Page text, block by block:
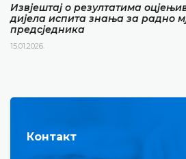
Извјештај о резултатима
дијела испита знања за радно
предсједника
15.01.2026.
Контакт